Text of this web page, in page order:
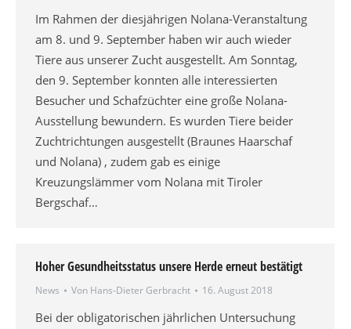
Im Rahmen der diesjährigen Nolana-Veranstaltung
am 8. und 9. September haben wir auch wieder
Tiere aus unserer Zucht ausgestellt. Am Sonntag,
den 9. September konnten alle interessierten
Besucher und Schafzüchter eine große Nolana-
Ausstellung bewundern. Es wurden Tiere beider
Zuchtrichtungen ausgestellt (Braunes Haarschaf
und Nolana) , zudem gab es einige
Kreuzungslämmer vom Nolana mit Tiroler
Bergschaf…
Hoher Gesundheitsstatus unsere Herde erneut bestätigt
News Von Hans-Dieter Gerbracht 16. August 2018
Bei der obligatorischen jährlichen Untersuchung